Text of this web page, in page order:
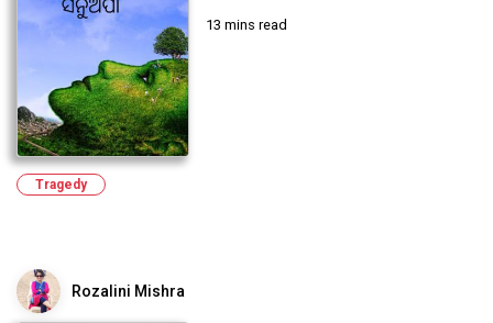
13 mins read
Tragedy
Rozalini Mishra